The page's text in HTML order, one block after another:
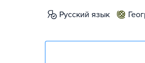
русский язык